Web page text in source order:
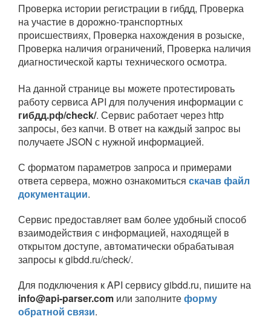
Проверка истории регистрации в гибдд, Проверка
на участие в дорожно-транспортных
происшествиях, Проверка нахождения в розыске,
Проверка наличия ограничений, Проверка наличия
диагностической карты технического осмотра.
На данной странице вы можете протестировать
работу сервиса API для получения информации с
гибдд.рф/check/. Сервис работает через http
запросы, без капчи. В ответ на каждый запрос вы
получаете JSON с нужной информацией.
С форматом параметров запроса и примерами
ответа сервера, можно ознакомиться скачавфайл
документации.
Сервис предоставляет вам более удобный способ
взаимодействия с информацией, находящей в
открытом доступе, автоматически обрабатывая
запросы к gibdd.ru/check/.
Для подключения к API сервису gibdd.ru, пишите на
info@api-parser.com или заполнитеформу
обратной связи.